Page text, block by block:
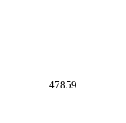
47859